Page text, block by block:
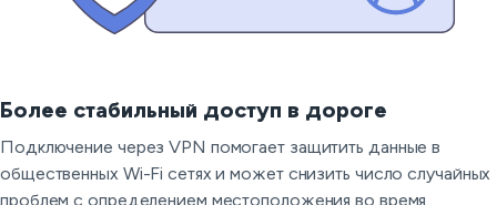
Более стабильный доступ в дороге
Подключение через VPN помогает защитить данные в
общественных Wi-Fi сетях и может снизить число случайных
проблем с определением местоположения во время